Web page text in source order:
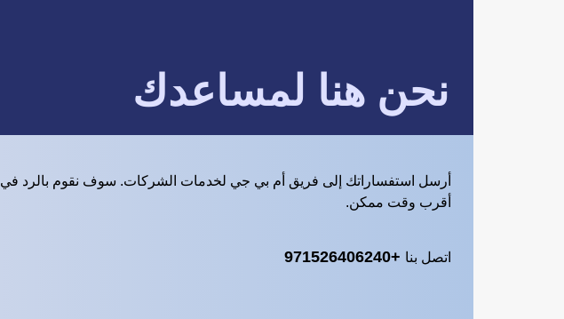
نحن هنا لمساعدك
أرسل استفساراتك إلى فريق أم بي جي لخدمات الشركات. سوف نقوم بالرد في
أقرب وقت ممكن.
اتصل بنا +971526406240